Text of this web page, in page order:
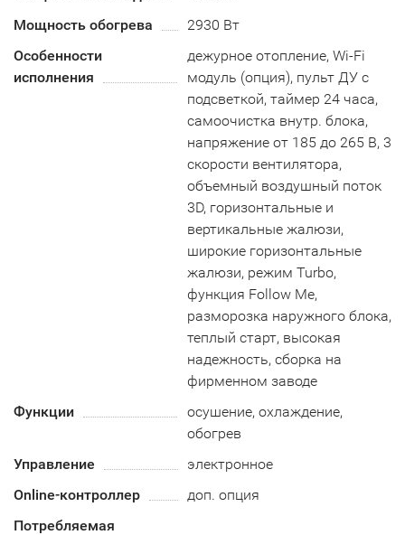
Мощность обогрева
2930 Вт
Особенности
исполнения
дежурное отопление, Wi-Fi
модуль (опция), пульт ДУ с
подсветкой, таймер 24 часа,
самоочистка внутр. блока,
напряжение от 185 до 265 В, 3
скорости вентилятора,
объемный воздушный поток
3D, горизонтальные и
вертикальные жалюзи,
широкие горизонтальные
жалюзи, режим Turbo,
функция Follow Me,
разморозка наружного блока,
теплый старт, высокая
надежность, сборка на
фирменном заводе
Функции
осушение, охлаждение,
обогрев
Управление
электронное
Online-контроллер
доп. опция
Потребляемая